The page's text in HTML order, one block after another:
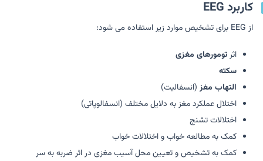
کاربرد EEG
از EEG برای تشخیص موارد زیر استفاده می شود:
اثرتومورهای مغزی
سکته
التهاب مغز(انسفالیت)
اختلال عملکرد مغز به دلایل مختلف (انسفالوپاتی)
اختلالات تشنج
کمک به مطالعه خواب و اختلالات خواب
کمک به تشخیص و تعیین محل آسیب مغزی در اثر ضربه به سر